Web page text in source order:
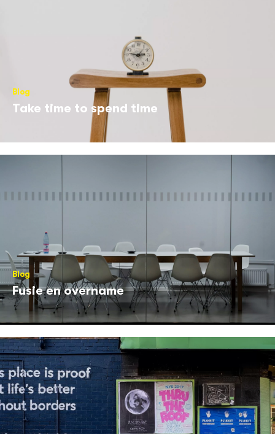
Blog
Take time to spend time
Blog
Fusie en overname